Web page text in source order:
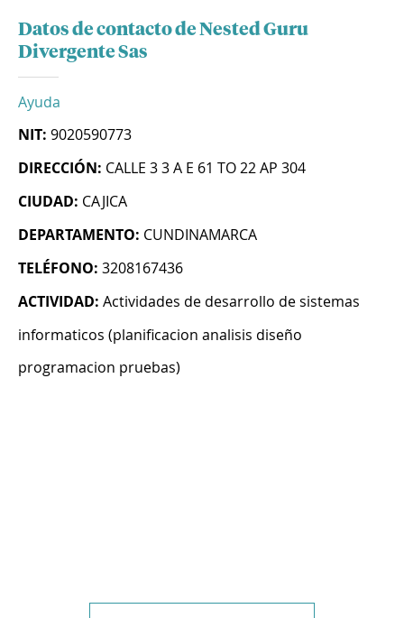
Datos de contacto de Nested Guru
Divergente Sas
Ayuda
NIT: 9020590773
DIRECCIÓN: CALLE 3 3 A E 61 TO 22 AP 304
CIUDAD: CAJICA
DEPARTAMENTO: CUNDINAMARCA
TELÉFONO: 3208167436
ACTIVIDAD: Actividades de desarrollo de sistemas
informaticos (planificacion analisis diseño
programacion pruebas)